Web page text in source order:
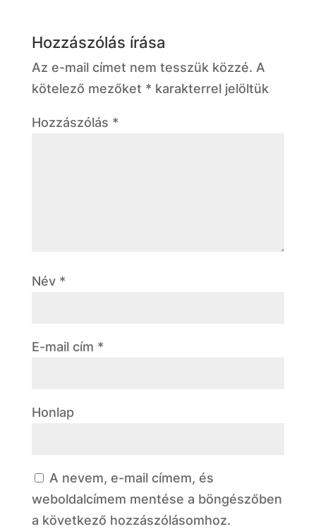
Hozzászólás írása
Az e-mail címet nem tesszük közzé. A
kötelező mezőket * karakterrel jelöltük
Hozzászólás *
Név *
E-mail cím *
Honlap
A nevem, e-mail címem, és
weboldalcímem mentése a böngészőben
a következő hozzászólásomhoz.